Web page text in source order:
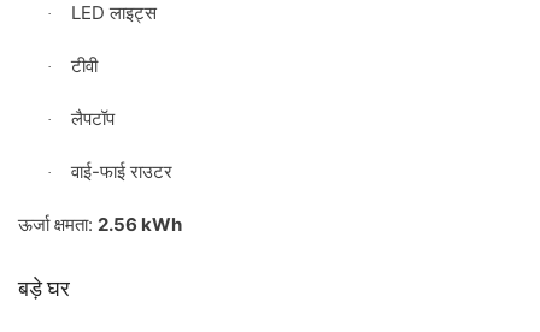
· LEDलाइट्स
· टीवी
· लैपटॉप
· वाई-फाई राउटर
ऊर्जा क्षमता: 2.56 kWh
बड़े घर